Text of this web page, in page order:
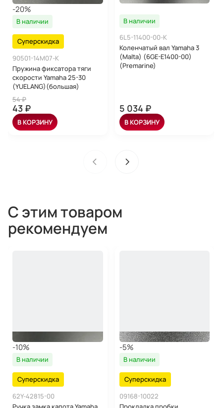
-20%
В наличии
Суперскидка
90501-14M07-K
Пружина фиксатора тяги
скорости Yamaha 25-30
(YUELANG)(большая)
54 ₽
43 ₽
В КОРЗИНУ
В наличии
6L5-11400-00-K
Коленчатый вал Yamaha 3
(Malta) (6GE-E1400-00)
(Premarine)
5 034 ₽
В КОРЗИНУ
С этим товаром
рекомендуем
-10%
В наличии
Суперскидка
62Y-42815-00
-5%
В наличии
Суперскидка
09168-10022